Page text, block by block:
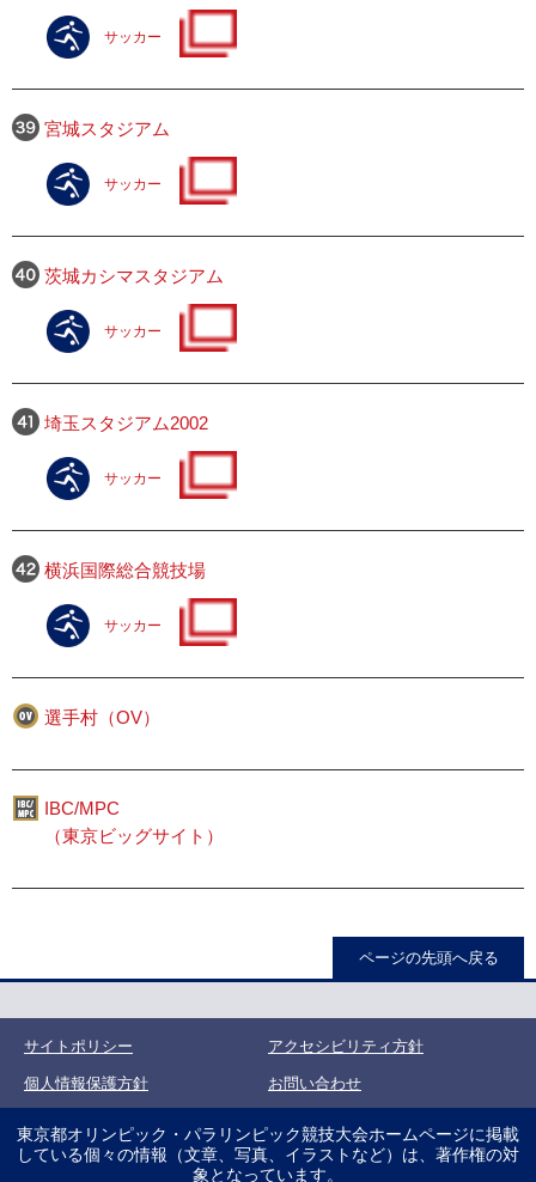
サッカー
宮城スタジアム
サッカー
茨城カシマスタジアム
サッカー
埼玉スタジアム2002
サッカー
横浜国際総合競技場
サッカー
選手村（OV）
IBC/MPC
（東京ビッグサイト）
ページの先頭へ戻る
サイトポリシー アクセシビリティ方針
個人情報保護方針 お問い合わせ
東京都オリンピック・パラリンピック競技大会ホームページに掲載
している個々の情報（文章、写真、イラストなど）は、著作権の対
象となっています。